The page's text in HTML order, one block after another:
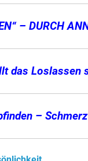
– DURCH
das Loslassen
–